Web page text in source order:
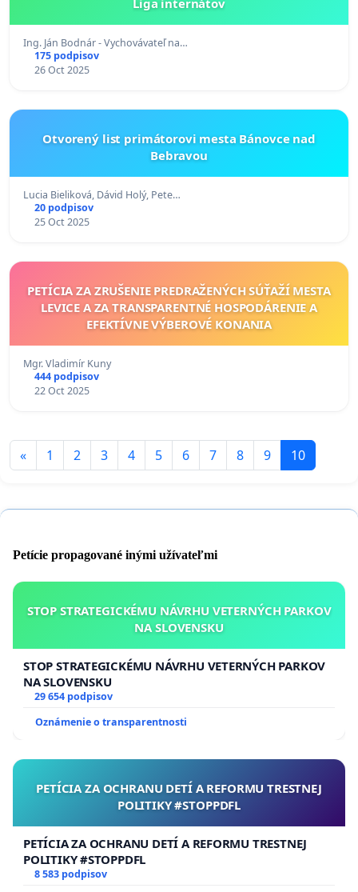
Liga internátov
Ing. Ján Bodnár - Vychovávateľ na…
175 podpisov
26 Oct 2025
Otvorený list primátorovi mesta Bánovce nad
Bebravou
Lucia Bieliková, Dávid Holý, Pete…
20 podpisov
25 Oct 2025
PETÍCIA ZA ZRUŠENIE PREDRAŽENÝCH SÚŤAŽÍ MESTA
LEVICE A ZA TRANSPARENTNÉ HOSPODÁRENIE A
EFEKTÍVNE VÝBEROVÉ KONANIA
Mgr. Vladimír Kuny
444 podpisov
22 Oct 2025
« 1 2 3 4 5 6 7 8 9 10
Petície propagované inými užívateľmi
STOP STRATEGICKÉMU NÁVRHU VETERNÝCH PARKOV
NA SLOVENSKU
STOP STRATEGICKÉMU NÁVRHU VETERNÝCH PARKOV
NA SLOVENSKU
29 654 podpisov
Oznámenie o transparentnosti
PETÍCIA ZA OCHRANU DETÍ A REFORMU TRESTNEJ
POLITIKY #STOPPDFL
PETÍCIA ZA OCHRANU DETÍ A REFORMU TRESTNEJ
POLITIKY #STOPPDFL
8 583 podpisov